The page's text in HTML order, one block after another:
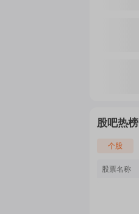
股吧热榜
个股
股票名称